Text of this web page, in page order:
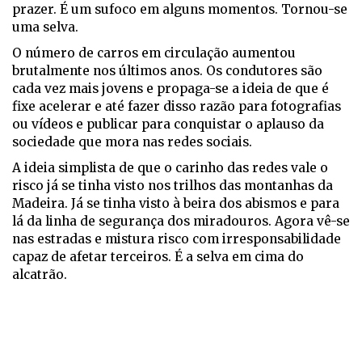
prazer. É um sufoco em alguns momentos. Tornou-se
uma selva.
O número de carros em circulação aumentou
brutalmente nos últimos anos. Os condutores são
cada vez mais jovens e propaga-se a ideia de que é
fixe acelerar e até fazer disso razão para fotografias
ou vídeos e publicar para conquistar o aplauso da
sociedade que mora nas redes sociais.
A ideia simplista de que o carinho das redes vale o
risco já se tinha visto nos trilhos das montanhas da
Madeira. Já se tinha visto à beira dos abismos e para
lá da linha de segurança dos miradouros. Agora vê-se
nas estradas e mistura risco com irresponsabilidade
capaz de afetar terceiros. É a selva em cima do
alcatrão.